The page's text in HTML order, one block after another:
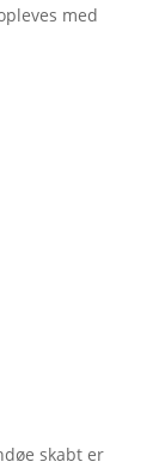
med
skabt er